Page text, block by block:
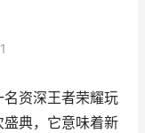
资深王者荣耀玩
典，它意味着新